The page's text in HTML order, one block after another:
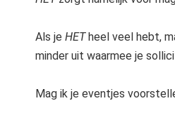
Als je HETheel veel hebt,
minder uit waarmee je
Mag ik je eventjes